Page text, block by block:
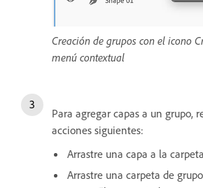
Creación de grupos con el icono
menú contextual
Para agregar capas a un grupo,
acciones siguientes:
Arrastre una capa a la
Arrastre una carpeta de